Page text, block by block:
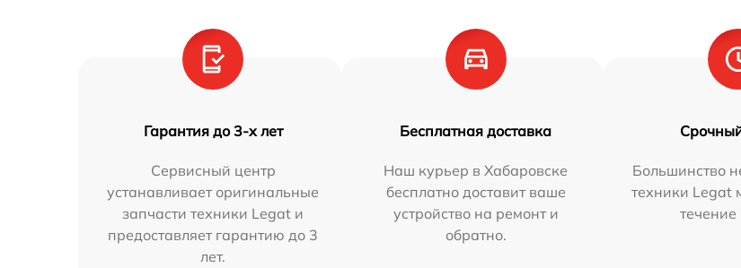
Гарантия до 3-х лет
Сервисный центр
устанавливает оригинальные
запчасти техники Legat и
предоставляет гарантию до 3
лет.
Бесплатная доставка
Наш курьер в Хабаровске
бесплатно доставит ваше
устройство на ремонт и
обратно.
Большинство
техники Legat
течение